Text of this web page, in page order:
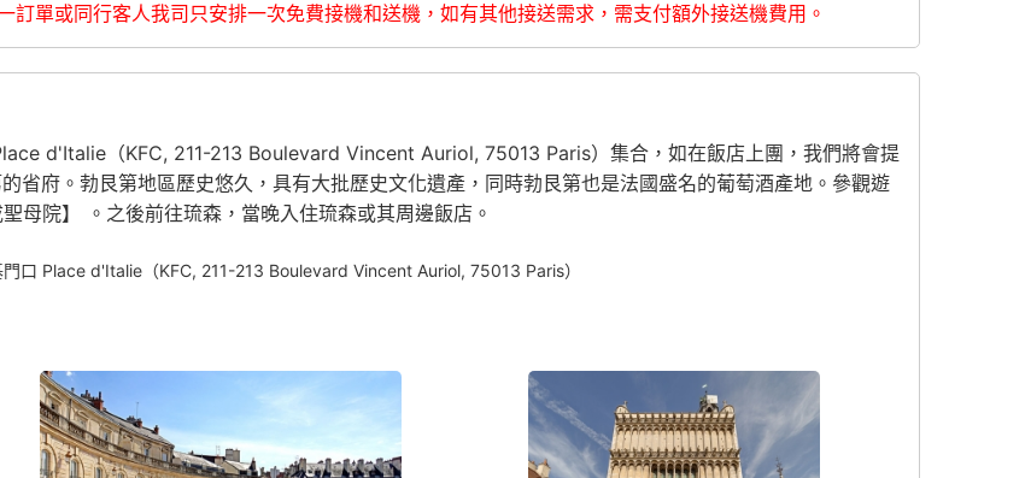
訂單或同行客人我司只安排一次免費接機和送機，如有其他接送需求，需支付額外接送機費用。
d'Italie（KFC, 211-213 Boulevard Vincent Auriol, 75013 Paris）集合，如在飯店上團，我們將會提
府。勃艮第地區歷史悠久，具有大批歷史文化遺產，同時勃艮第也是法國盛名的葡萄酒產地。參觀遊
母院】 。之後前往琉森，當晚入住琉森或其周邊飯店。
口 Place d'Italie（KFC, 211-213 Boulevard Vincent Auriol, 75013 Paris）